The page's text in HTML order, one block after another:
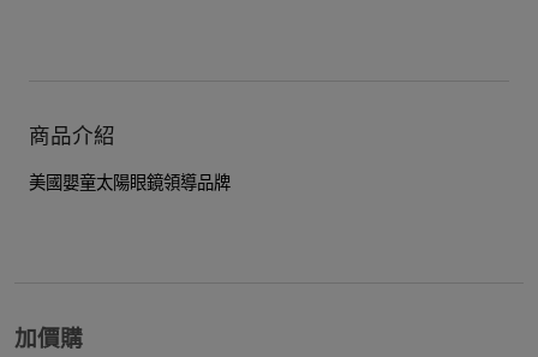
商品介紹
美國嬰童太陽眼鏡領導品牌
加價購